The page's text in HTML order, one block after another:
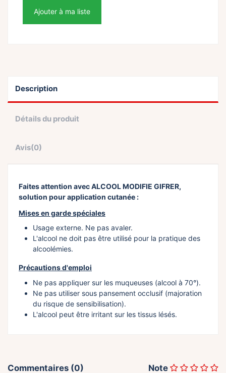
Ajouter à ma liste
Description
Détails du produit
Avis(0)
Faites attention avec ALCOOL MODIFIE GIFRER,
solution pour application cutanée :
Mises en garde spéciales
Usage externe. Ne pas avaler.
L'alcool ne doit pas être utilisé pour la pratique des
alcoolémies.
Précautions d'emploi
Ne pas appliquer sur les muqueuses (alcool à 70°).
Ne pas utiliser sous pansement occlusif (majoration
du risque de sensibilisation).
L'alcool peut être irritant sur les tissus lésés.
Note
Commentaires (0)